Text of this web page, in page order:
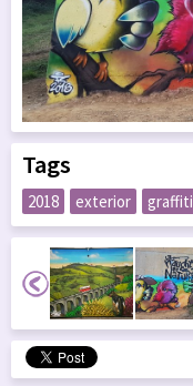
Tags
2018 exterior graffiti